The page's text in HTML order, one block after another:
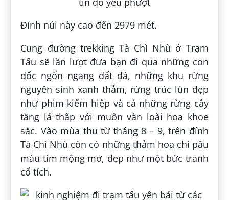
Đỉnh núi này cao đến 2979 mét.
Cung đường trekking Tà Chì Nhù ở Trạm
Tấu sẽ lần lượt đưa bạn đi qua những con
dốc ngổn ngang đất đá, những khu rừng
nguyên sinh xanh thẫm, rừng trúc lùn đẹp
như phim kiếm hiệp và cả những rừng cây
tầng lá thấp với muôn vàn loài hoa khoe
sắc. Vào mùa thu từ tháng 8 – 9, trên đỉnh
Tà Chì Nhù còn có những thảm hoa chi pâu
màu tím mộng mơ, đẹp như một bức tranh
cổ tích.